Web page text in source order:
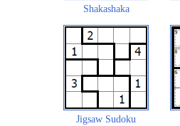
Shakashaka
Jigsaw Sudoku